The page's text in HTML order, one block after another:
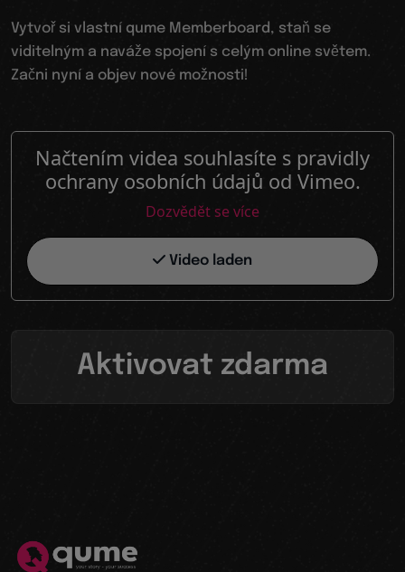
Vytvoř si vlastní qume Memberboard, staň se
viditelným a naváže spojení s celým online světem.
Začni nyní a objev nové možnosti!
Načtením videa souhlasíte s pravidly
ochrany osobních údajů od Vimeo.
Dozvědět se více
Video laden
Aktivovat zdarma